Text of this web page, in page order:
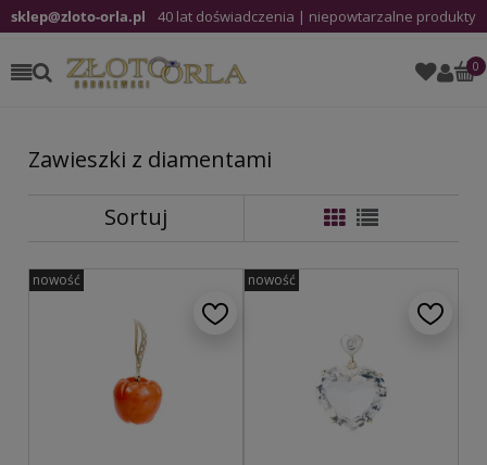
sklep@zloto-orla.pl 40 lat doświadczenia | niepowtarzalne produkty
Zawieszki z diamentami
Sortuj
nowość nowość